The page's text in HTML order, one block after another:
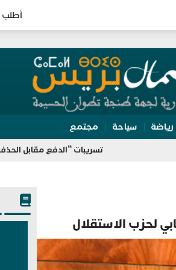
أطلب
رياضة سياحة مجتمع
تسريبات “الدفع مقابل الحذف” تلاحق
لحزب الاستقلال